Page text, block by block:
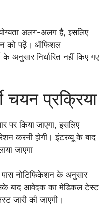
योग्यता अलग-अलग है, इसलिए
को पढ़ें। ऑफिशल
निर्धारित नहीं किए गए
चयन प्रक्रिया
पर किया जाएगा, इसलिए
करनी होगी। इंटरव्यू के बाद
जाएगा।
नोटिफिकेशन के अनुसार
बाद आवेदक का मेडिकल टेस्ट
जारी की जाएगी।